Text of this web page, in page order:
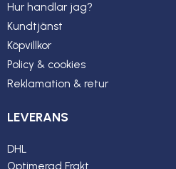
Hur handlar jag?
Kundtjänst
Köpvillkor
Policy & cookies
Reklamation & retur
LEVERANS
DHL
Optimerad Frakt